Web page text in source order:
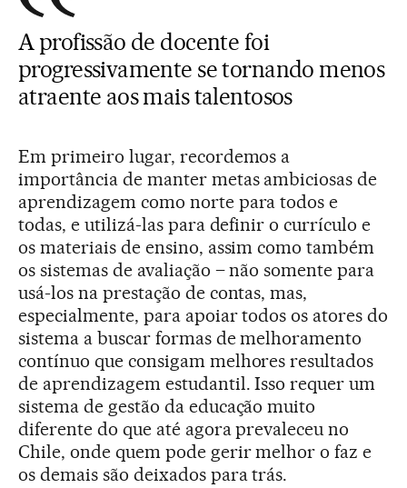
A profissão de docente foi
progressivamente se tornando menos
atraente aos mais talentosos
Em primeiro lugar, recordemos a
importância de manter metas ambiciosas de
aprendizagem como norte para todos e
todas, e utilizá-las para definir o currículo e
os materiais de ensino, assim como também
os sistemas de avaliação – não somente para
usá-los na prestação de contas, mas,
especialmente, para apoiar todos os atores do
sistema a buscar formas de melhoramento
contínuo que consigam melhores resultados
de aprendizagem estudantil. Isso requer um
sistema de gestão da educação muito
diferente do que até agora prevaleceu no
Chile, onde quem pode gerir melhor o faz e
os demais são deixados para trás.